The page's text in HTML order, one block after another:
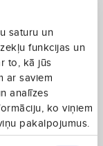
saturu un
funkcijas un
to, kā jūs
ar saviem
analīzes
ko viņiem
pakalpojumus.
lidojumus, bet arī
vajadzīgs.
laika joslā, tātad, kad
kuras iedzīvotāju
2, platību, tātad
runā šādās
jālauza galva valūtas maiņas dēļ.